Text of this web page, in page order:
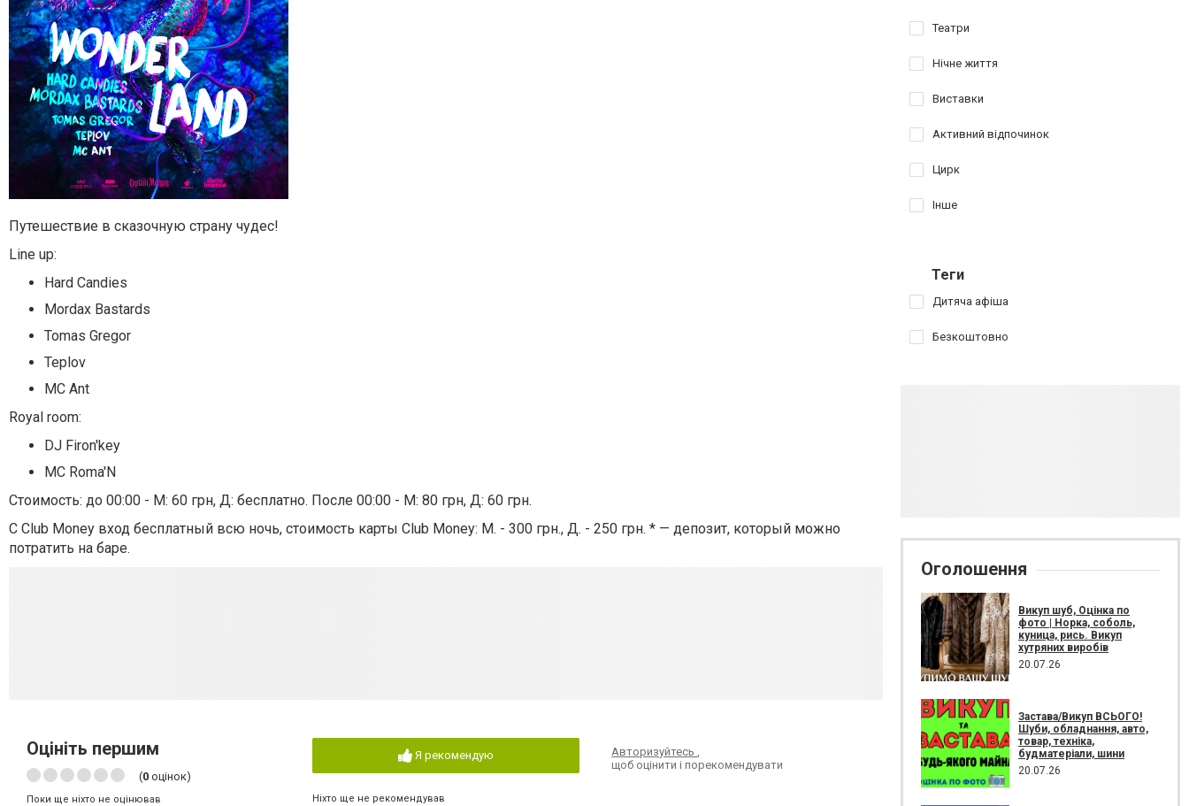
Путешествие в сказочную страну чудес!
Line up:
Hard Candies
Mordax Bastards
Tomas Gregor
Teplov
MC Ant
Royal room:
DJ Firon'key
MC Roma'N
Стоимость: до 00:00 - М: 60 грн, Д: бесплатно. После 00:00 - М: 80 грн, Д: 60 грн.
С Club Money вход бесплатный всю ночь, стоимость карты Club Money: М. - 300 грн., Д. - 250 грн. * — депозит, который можно
потратить на баре.
Оцініть першим
(0 оцінок)
Поки ще ніхто не оцінював
Я рекомендую
Ніхто ще не рекомендував
Авторизуйтесь
щоб оцінити і порекомендувати
Театри
Нічне життя
Виставки
Активний відпочинок
Цирк
Інше
Теги
Дитяча афіша
Безкоштовно
Оголошення
Викуп шуб, Оцінка по
фото | Норка, соболь,
куница, рись. Викуп
хутряних виробів
20.07.26
Застава/Викуп ВСЬОГО!
Шуби, обладнання, авто,
товар, техніка,
будматеріали, шини
20.07.26